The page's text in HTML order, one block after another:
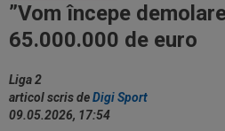
”Vom începe
65.000.000 de euro
Liga 2
articol scris deDigi Sport
09.05.2026, 17:54